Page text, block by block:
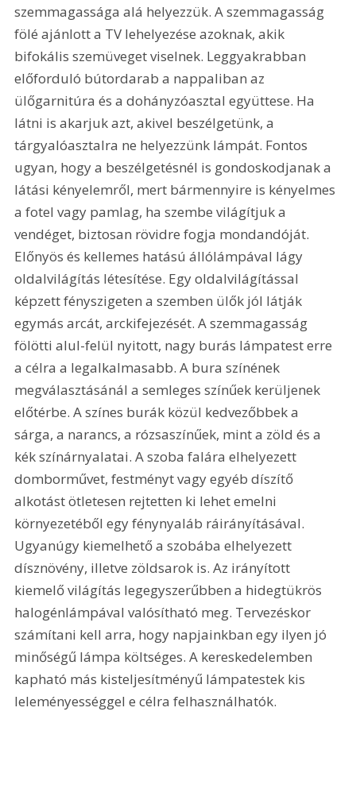
szemmagassága alá helyezzük. A szemmagasság
fölé ajánlott a TV lehelyezése azoknak, akik
bifokális szemüveget viselnek. Leggyakrabban
előforduló bútordarab a nappaliban az
ülőgarnitúra és a dohányzóasztal együttese. Ha
látni is akarjuk azt, akivel beszélgetünk, a
tárgyalóasztalra ne helyezzünk lámpát. Fontos
ugyan, hogy a beszélgetésnél is gondoskodjanak a
látási kényelemről, mert bármennyire is kényelmes
a fotel vagy pamlag, ha szembe világítjuk a
vendéget, biztosan rövidre fogja mondandóját.
Előnyös és kellemes hatású állólámpával lágy
oldalvilágítás létesítése. Egy oldalvilágítással
képzett fényszigeten a szemben ülők jól látják
egymás arcát, arckifejezését. A szemmagasság
fölötti alul-felül nyitott, nagy burás lámpatest erre
a célra a legalkalmasabb. A bura színének
megválasztásánál a semleges színűek kerüljenek
előtérbe. A színes burák közül kedvezőbbek a
sárga, a narancs, a rózsaszínűek, mint a zöld és a
kék színárnyalatai. A szoba falára elhelyezett
domborművet, festményt vagy egyéb díszítő
alkotást ötletesen rejtetten ki lehet emelni
környezetéből egy fénynyaláb ráirányításával.
Ugyanúgy kiemelhető a szobába elhelyezett
dísznövény, illetve zöldsarok is. Az irányított
kiemelő világítás legegyszerűbben a hidegtükrös
halogénlámpával valósítható meg. Tervezéskor
számítani kell arra, hogy napjainkban egy ilyen jó
minőségű lámpa költséges. A kereskedelemben
kapható más kisteljesítményű lámpatestek kis
leleményességgel e célra felhasználhatók.